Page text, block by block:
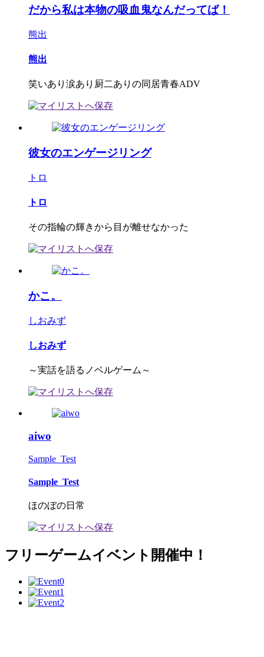
だから私は本物の吸血鬼なんだってば！
熊出
熊出
笑いあり涙あり厨二ありの同居青春ADV
彼女のエンゲージリング
トロ
トロ
その指輪の輝きから目が離せなかった
かこ。
しおみず
しおみず
～実話を語るノベルゲーム～
aiwo
Sample_Test
Sample_Test
ほのぼの日常
フリーゲームイベント開催中！